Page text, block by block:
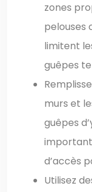
zones
pelouses
limitent
guêpes
murs et
guêpes
d’accès
Utilisez